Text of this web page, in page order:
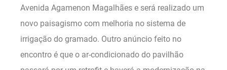
Avenida Agamenon Magalhães e será realizado um
novo paisagismo com melhoria no sistema de
irrigação do gramado. Outro anúncio feito no
encontro é que o ar-condicionado do pavilhão